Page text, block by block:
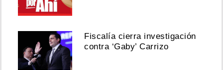
Fiscalía cierra investigación
contra ‘Gaby’ Carrizo